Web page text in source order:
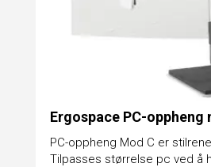
Ergospace PC-oppheng
PC-oppheng Mod C er
Tilpasses størrelse pc ved å